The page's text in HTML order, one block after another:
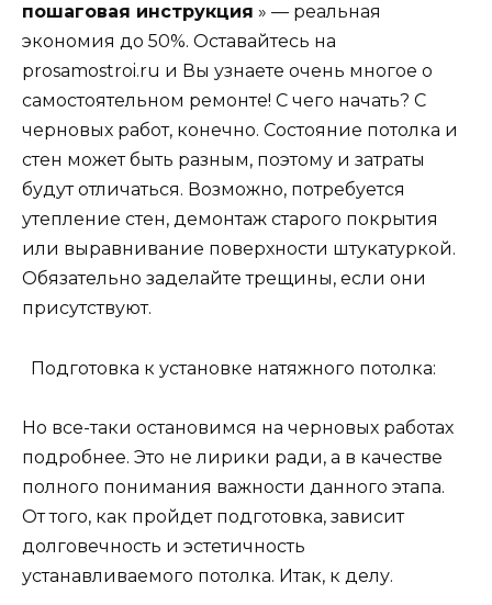
пошаговая инструкция » — реальная
экономия до 50%. Оставайтесь на
prosamostroi.ru и Вы узнаете очень многое о
самостоятельном ремонте! С чего начать? С
черновых работ, конечно. Состояние потолка и
стен может быть разным, поэтому и затраты
будут отличаться. Возможно, потребуется
утепление стен, демонтаж старого покрытия
или выравнивание поверхности штукатуркой.
Обязательно заделайте трещины, если они
присутствуют.
Подготовка к установке натяжного потолка:
Но все-таки остановимся на черновых работах
подробнее. Это не лирики ради, а в качестве
полного понимания важности данного этапа.
От того, как пройдет подготовка, зависит
долговечность и эстетичность
устанавливаемого потолка. Итак, к делу.